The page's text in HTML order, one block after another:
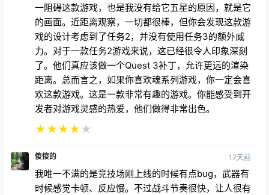
一阻碍这款游戏，也是我没有给它五星的原因，就是它
的画面。近距离观察，一切都很棒，但你会发现这款游
戏的设计考虑到了任务2，并没有使用任务3的额外威
力。对于一款任务2游戏来说，这已经很令人印象深刻
了。他们真应该做一个Quest 3补丁，允许更远的渲染
距离。总而言之，如果你喜欢魂系列游戏，你一定会喜
欢这款游戏。这是一款非常有趣的游戏。你能感受到开
发者对游戏灵感的热爱，他们做得非常出色。
★★★★★
傻傻的 17天前
我唯一不满的是竞技场刚上线的时候有点bug，武器有
时候感觉卡顿、反应慢。不过战斗节奏很快，让人很有